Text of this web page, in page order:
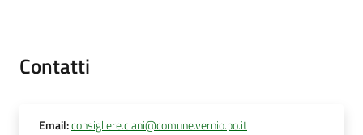
Servizi
Documenti
Contatti
Email:consigliere.ciani@comune.vernio.po.it